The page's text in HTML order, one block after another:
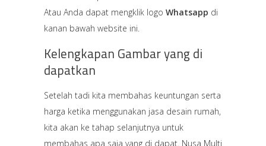
Atau Anda dapat mengklik logo Whatsapp di
kanan bawah website ini.
Kelengkapan Gambar yang di
dapatkan
Setelah tadi kita membahas keuntungan serta
harga ketika menggunakan jasa desain rumah,
kita akan ke tahap selanjutnya untuk
membahas apa saja yang di dapat. Nusa Multi